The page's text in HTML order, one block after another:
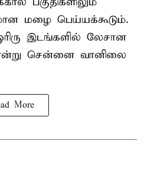
மழை பெய்யக்கூடும்.
இடங்களில் லேசான
சென்னை வானிலை
More